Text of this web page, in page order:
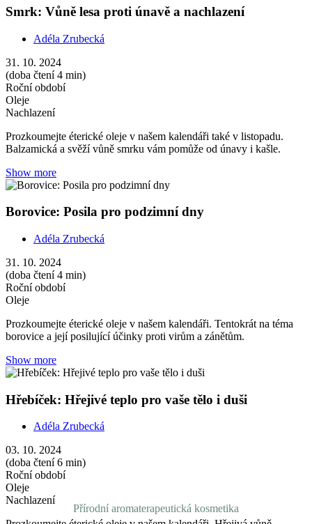
Přírodní aromaterapeutická kosmetika
31. 10. 2024
(doba čtení 4 min)
Roční období
Oleje
Prozkoumejte éterické oleje v našem kalendáři. Tentokrát na téma
borovice a její posilující účinky proti virům a zánětům.
Show more
Hřebíček: Hřejivé teplo pro vaše tělo i duši
Adéla Zrubecká
(doba čtení 6 min)
Roční období
Nachlazení
Prozkoumejte éterické oleje v našem kalendáři. Hřejivá vůně
hřebíčku vám pomůže během podzimu posílit nervy i ulevit od
bolesti.
Show more
Fenykl: Olej pro vaše svobodné zažívání i prožívání
01. 10. 2024
(doba čtení 5 min)
Roční období
Oleje
Prozkoumejte éterické oleje v našem kalendáři. Sladké bylinné tóny
fenyklu podpoří vaše zdravé zažívání i přetíženou mysl.
Show more